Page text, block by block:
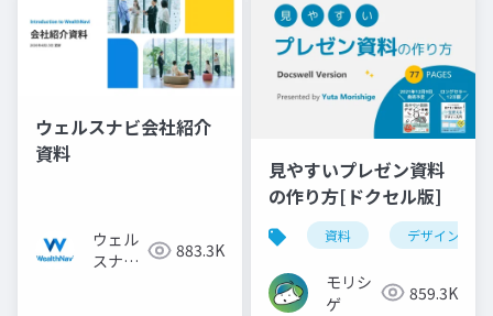
ウェルスナビ会社紹介
資料
ウェル
スナビ
883.3K
見やすいプレゼン資料
の作り方[ドクセル版]
資料 デザイン
モリシ
ゲ
859.3K